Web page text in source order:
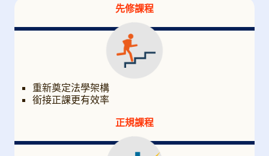
先修課程
重新奠定法學架構
銜接正課更有效率
正規課程